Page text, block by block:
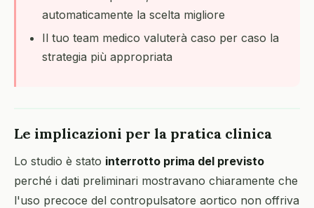
automaticamente la scelta migliore
Il tuo team medico valuterà caso per caso la
strategia più appropriata
Le implicazioni per la pratica clinica
Lo studio è stato interrotto prima del previsto
perché i dati preliminari mostravano chiaramente che
l'uso precoce del contropulsatore aortico non offriva